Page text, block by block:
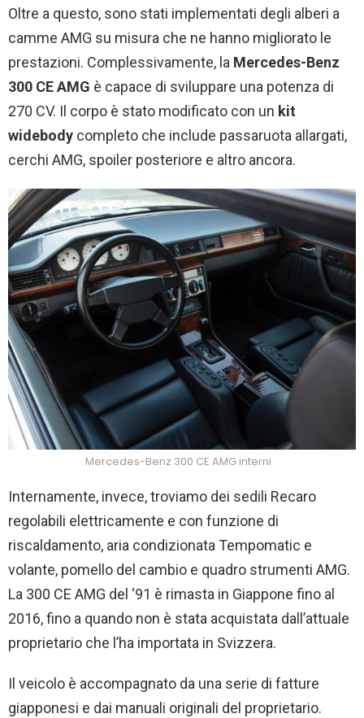
Oltre a questo, sono stati implementati degli alberi a
camme AMG su misura che ne hanno migliorato le
prestazioni. Complessivamente, la Mercedes-Benz
300 CE AMG è capace di sviluppare una potenza di
270 CV. Il corpo è stato modificato con un kit
widebody completo che include passaruota allargati,
cerchi AMG, spoiler posteriore e altro ancora.
Mercedes-Benz 300 CE AMG interni
Internamente, invece, troviamo dei sedili Recaro
regolabili elettricamente e con funzione di
riscaldamento, aria condizionata Tempomatic e
volante, pomello del cambio e quadro strumenti AMG.
La 300 CE AMG del ‘91 è rimasta in Giappone fino al
2016, fino a quando non è stata acquistata dall’attuale
proprietario che l’ha importata in Svizzera.
Il veicolo è accompagnato da una serie di fatture
giapponesi e dai manuali originali del proprietario.